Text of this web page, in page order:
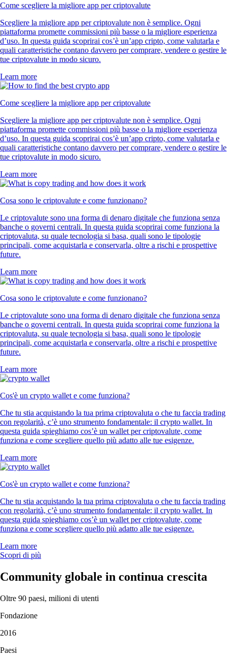
Come scegliere la migliore app per criptovalute
Scegliere la migliore app per criptovalute non è semplice. Ogni
piattaforma promette commissioni più basse o la migliore esperienza
d’uso. In questa guida scoprirai cos’è un’app cripto, come valutarla e
quali caratteristiche contano davvero per comprare, vendere o gestire le
tue criptovalute in modo sicuro.
Learn more
Come scegliere la migliore app per criptovalute
Scegliere la migliore app per criptovalute non è semplice. Ogni
piattaforma promette commissioni più basse o la migliore esperienza
d’uso. In questa guida scoprirai cos’è un’app cripto, come valutarla e
quali caratteristiche contano davvero per comprare, vendere o gestire le
tue criptovalute in modo sicuro.
Learn more
Cosa sono le criptovalute e come funzionano?
Le criptovalute sono una forma di denaro digitale che funziona senza
banche o governi centrali. In questa guida scoprirai come funziona la
criptovaluta, su quale tecnologia si basa, quali sono le tipologie
principali, come acquistarla e conservarla, oltre a rischi e prospettive
future.
Learn more
Cosa sono le criptovalute e come funzionano?
Le criptovalute sono una forma di denaro digitale che funziona senza
banche o governi centrali. In questa guida scoprirai come funziona la
criptovaluta, su quale tecnologia si basa, quali sono le tipologie
principali, come acquistarla e conservarla, oltre a rischi e prospettive
future.
Learn more
Cos'è un crypto wallet e come funziona?
Che tu stia acquistando la tua prima criptovaluta o che tu faccia trading
con regolarità, c’è uno strumento fondamentale: il crypto wallet. In
questa guida spieghiamo cos’è un wallet per criptovalute, come
funziona e come scegliere quello più adatto alle tue esigenze.
Learn more
Cos'è un crypto wallet e come funziona?
Che tu stia acquistando la tua prima criptovaluta o che tu faccia trading
con regolarità, c’è uno strumento fondamentale: il crypto wallet. In
questa guida spieghiamo cos’è un wallet per criptovalute, come
funziona e come scegliere quello più adatto alle tue esigenze.
Learn more
Scopri di più
Community globale in continua crescita
Oltre 90 paesi, milioni di utenti
Fondazione
2016
Paesi